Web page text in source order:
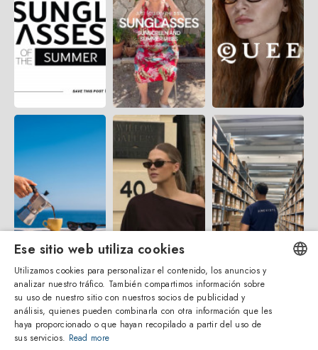
ENGLISH
ITALIAN
Ese sitio web utiliza cookies
Utilizamos cookies para personalizar el contenido, los anuncios y
analizar nuestro tráfico. También compartimos información sobre
su uso de nuestro sitio con nuestros socios de publicidad y
análisis, quienes pueden combinarla con otra información que les
haya proporcionado o que hayan recopilado a partir del uso de
sus servicios. Read more